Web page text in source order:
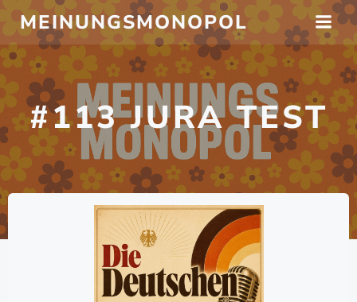
Zum
Inhalt
springen
MEINUNGSMONOPOL
#113 JURA TEST